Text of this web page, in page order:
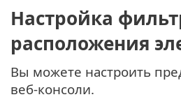
Настройка
расположения
Вы можете настроить
веб-консоли.